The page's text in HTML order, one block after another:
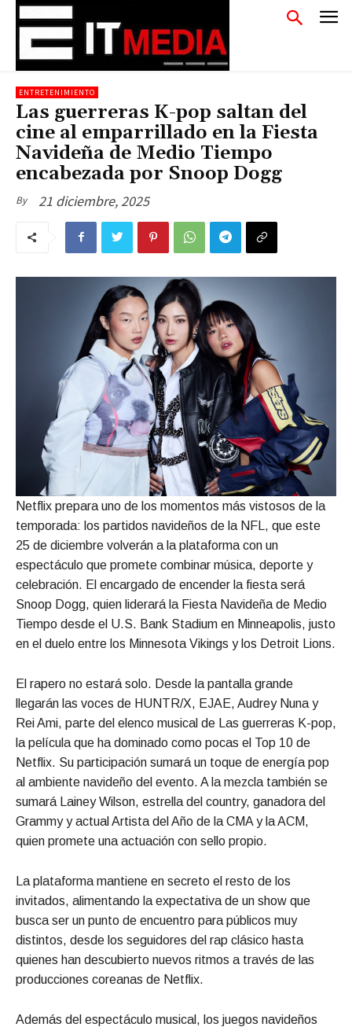
ENTRETENIMIENTO
Las guerreras K-pop saltan del
cine al emparrillado en la Fiesta
Navideña de Medio Tiempo
encabezada por Snoop Dogg
By 21 diciembre, 2025
Netflix prepara uno de los momentos más vistosos de la
temporada: los partidos navideños de la NFL, que este
25 de diciembre volverán a la plataforma con un
espectáculo que promete combinar música, deporte y
celebración. El encargado de encender la fiesta será
Snoop Dogg, quien liderará la Fiesta Navideña de Medio
Tiempo desde el U.S. Bank Stadium en Minneapolis, justo
en el duelo entre los Minnesota Vikings y los Detroit Lions.
El rapero no estará solo. Desde la pantalla grande
llegarán las voces de HUNTR/X, EJAE, Audrey Nuna y
Rei Ami, parte del elenco musical de Las guerreras K-pop,
la película que ha dominado como pocas el Top 10 de
Netflix. Su participación sumará un toque de energía pop
al ambiente navideño del evento. A la mezcla también se
sumará Lainey Wilson, estrella del country, ganadora del
Grammy y actual Artista del Año de la CMA y la ACM,
quien promete una actuación con sello propio.
La plataforma mantiene en secreto el resto de los
invitados, alimentando la expectativa de un show que
busca ser un punto de encuentro para públicos muy
distintos, desde los seguidores del rap clásico hasta
quienes han descubierto nuevos ritmos a través de las
producciones coreanas de Netflix.
Además del espectáculo musical, los juegos navideños